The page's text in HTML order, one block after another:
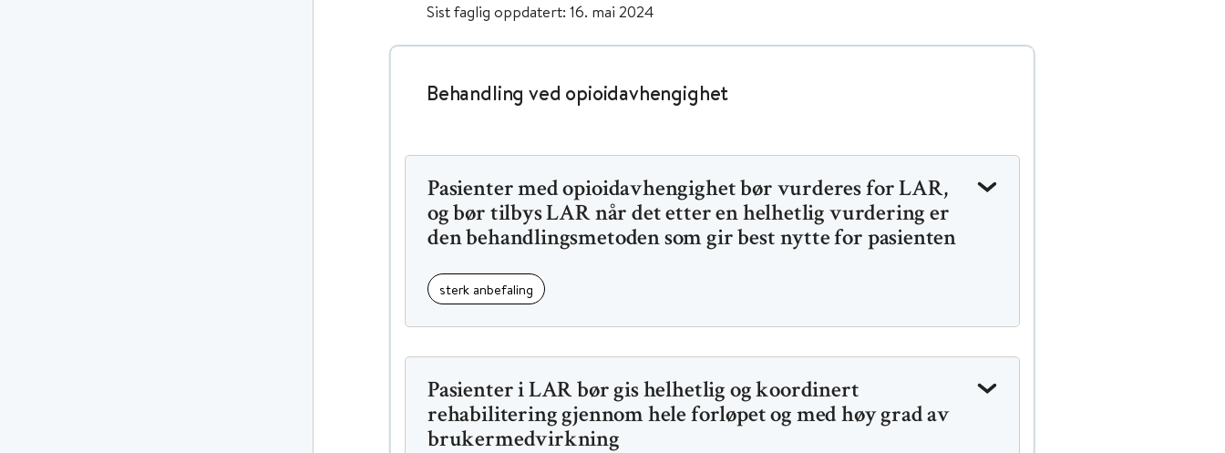
Sist faglig oppdatert: 16. mai 2024
Behandling ved opioidavhengighet
Pasienter med opioidavhengighet bør vurderes for LAR,
og bør tilbys LAR når det etter en helhetlig vurdering er
den behandlingsmetoden som gir best nytte for pasienten
sterk anbefaling
Pasienter i LAR bør gis helhetlig og koordinert
rehabilitering gjennom hele forløpet og med høy grad av
brukermedvirkning